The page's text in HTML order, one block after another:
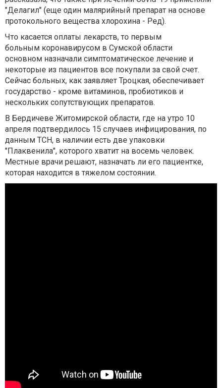
"Делагил" (еще один малярийный препарат на основе
протокольного вещества хлорохина - Ред).
Что касается оплаты лекарств, то первым
больным коронавирусом в Сумской области
основном назначали симптоматическое лечение и
некоторые из пациентов все покупали за свой счет.
Сейчас больных, как заявляет Троцкая, обеспечивает
государство - кроме витаминов, пробиотиков и
нескольких сопутствующих препаратов.
В Бердичеве Житомирской области, где на утро 10
апреля подтвердилось 15 случаев инфицирования, по
данным ТСН, в наличии есть две упаковки
"Плаквенила", которого хватит на восемь человек.
Местные врачи решают, назначать ли его пациентке,
которая находится в тяжелом состоянии.